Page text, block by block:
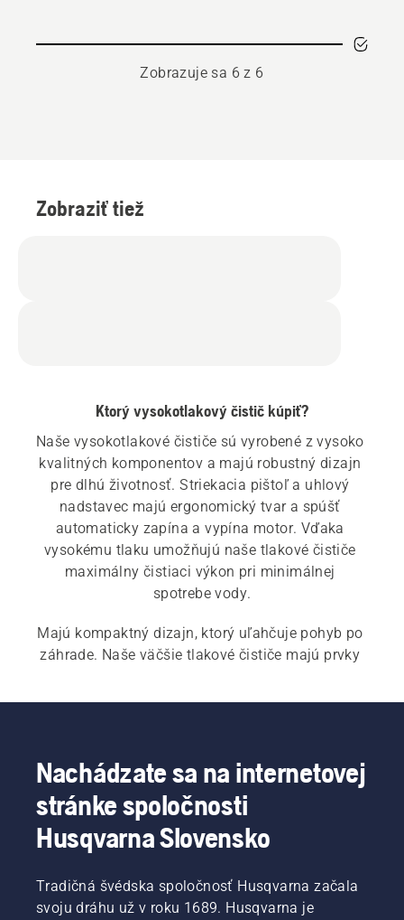
Zobrazuje sa 6 z 6
Zobraziť tiež
Ktorý vysokotlakový čistič kúpiť?
Naše vysokotlakové čističe sú vyrobené z vysoko
kvalitných komponentov a majú robustný dizajn
pre dlhú životnosť. Striekacia pištoľ a uhlový
nadstavec majú ergonomický tvar a spúšť
automaticky zapína a vypína motor. Vďaka
vysokému tlaku umožňujú naše tlakové čističe
maximálny čistiaci výkon pri minimálnej
spotrebe vody.
Majú kompaktný dizajn, ktorý uľahčuje pohyb po
záhrade. Naše väčšie tlakové čističe majú prvky
a oceľová vystužená hadica.
Nachádzate sa na internetovej
stránke spoločnosti
Husqvarna Slovensko
Tradičná švédska spoločnosť Husqvarna začala
svoju dráhu už v roku 1689. Husqvarna je